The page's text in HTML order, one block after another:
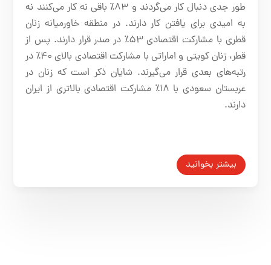
طور جدی دنبال کار می‌گردند و ۸۳٪ باقی نه کار می‌کنند نه
به امیدی برای یافتن کار دارند. در منطقه خاورمیانه زنان
قطری با مشارکت اقتصادی ۵۳٪ در صدر قرار دارند. پس از
قطر، زنان کویتی و اماراتی با مشارکت اقتصادی بالای ۴۰٪ در
رتبه‌های بعدی قرار می‌گیرند. شایان ذکر است که زنان در
عربستان سعودی با ۱۸٪ مشارکت اقتصادی بالاتری از ایران
دارند.
بیشتر بخوانید